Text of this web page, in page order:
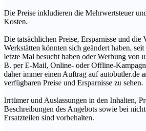
Die Preise inkludieren die Mehrwertsteuer
Kosten.
Die tatsächlichen Preise, Ersparnisse und die
Werkstätten könnten sich geändert haben,
letzte Mal besucht haben oder Werbung von
B. per E-Mail, Online- oder Offline-
daher immer einen Auftrag auf autobutler.de
verfügbaren Preise und Ersparnisse zu sehen.
Irrtümer und Auslassungen in den Inhalten,
Beschreibungen des Angebots sowie bei
Ersatzteilen sind vorbehalten.